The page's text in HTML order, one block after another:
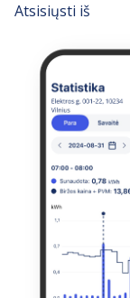
Atsisiųsti iš